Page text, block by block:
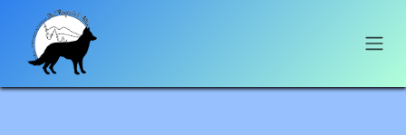
Se rendre au contenu